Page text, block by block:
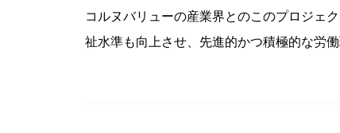
コルヌバリューの産業界とのこのプロジェ
祉水準も向上させ、先進的かつ積極的な労